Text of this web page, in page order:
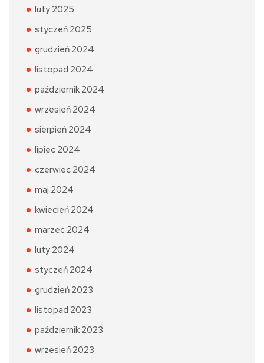
luty 2025
styczeń 2025
grudzień 2024
listopad 2024
październik 2024
wrzesień 2024
sierpień 2024
lipiec 2024
czerwiec 2024
maj 2024
kwiecień 2024
marzec 2024
luty 2024
styczeń 2024
grudzień 2023
listopad 2023
październik 2023
wrzesień 2023